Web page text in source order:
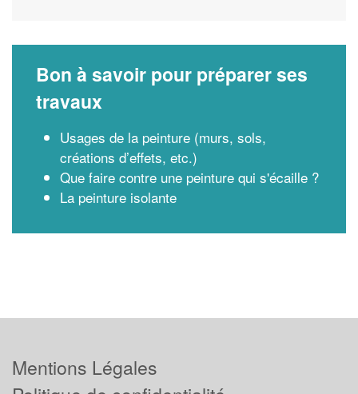
Bon à savoir pour préparer ses
travaux
Usages de la peinture (murs, sols,
créations d’effets, etc.)
Que faire contre une peinture qui s'écaille ?
La peinture isolante
Mentions Légales